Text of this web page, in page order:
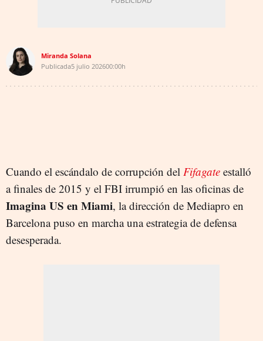
Miranda Solana
Publicada5 julio 202600:00h
Cuando el escándalo de corrupción del Fifagate estalló
a finales de 2015 y el FBI irrumpió en las oficinas de
Imagina US en Miami, la dirección de Mediapro en
Barcelona puso en marcha una estrategia de defensa
desesperada.